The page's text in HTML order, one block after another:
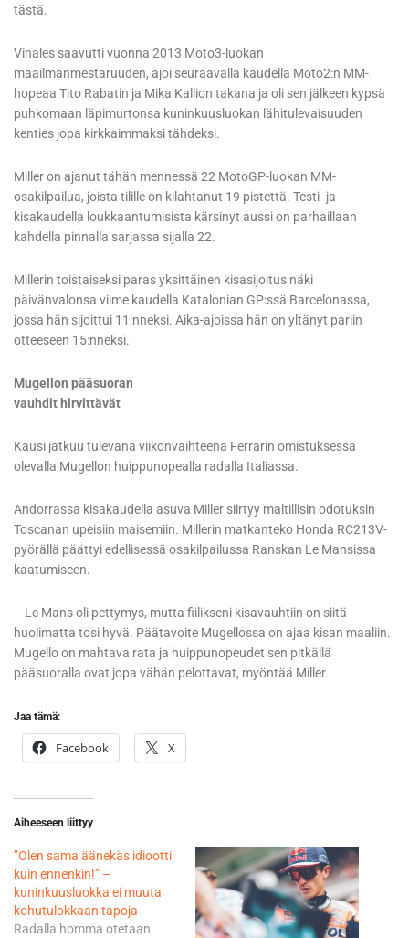
tästä.
Vinales saavutti vuonna 2013 Moto3-luokan
maailmanmestaruuden, ajoi seuraavalla kaudella Moto2:n MM-
hopeaa Tito Rabatin ja Mika Kallion takana ja oli sen jälkeen kypsä
puhkomaan läpimurtonsa kuninkuusluokan lähitulevaisuuden
kenties jopa kirkkaimmaksi tähdeksi.
Miller on ajanut tähän mennessä 22 MotoGP-luokan MM-
osakilpailua, joista tilille on kilahtanut 19 pistettä. Testi- ja
kisakaudella loukkaantumisista kärsinyt aussi on parhaillaan
kahdella pinnalla sarjassa sijalla 22.
Millerin toistaiseksi paras yksittäinen kisasijoitus näki
päivänvalonsa viime kaudella Katalonian GP:ssä Barcelonassa,
jossa hän sijoittui 11:nneksi. Aika-ajoissa hän on yltänyt pariin
otteeseen 15:nneksi.
Mugellon pääsuoran
vauhdit hirvittävät
Kausi jatkuu tulevana viikonvaihteena Ferrarin omistuksessa
olevalla Mugellon huippunopealla radalla Italiassa.
Andorrassa kisakaudella asuva Miller siirtyy maltillisin odotuksin
Toscanan upeisiin maisemiin. Millerin matkanteko Honda RC213V-
pyörällä päättyi edellisessä osakilpailussa Ranskan Le Mansissa
kaatumiseen.
– Le Mans oli pettymys, mutta fiilikseni kisavauhtiin on siitä
huolimatta tosi hyvä. Päätavoite Mugellossa on ajaa kisan maaliin.
Mugello on mahtava rata ja huippunopeudet sen pitkällä
pääsuoralla ovat jopa vähän pelottavat, myöntää Miller.
Jaa tämä:
Facebook X
Aiheeseen liittyy
”Olen sama äänekäs idiootti
kuin ennenkin!” –
kuninkuusluokka ei muuta
kohutulokkaan tapoja
Radalla homma otetaan